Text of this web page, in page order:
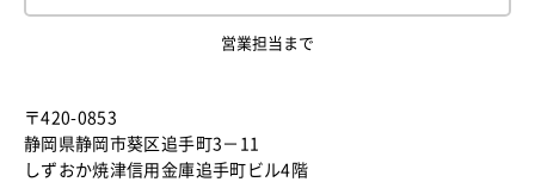
営業担当まで
〒420-0853
静岡県静岡市葵区追手町3－11
しずおか焼津信用金庫追手町ビル4階